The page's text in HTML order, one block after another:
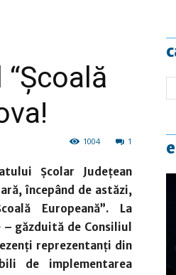
1
1004
Şcolar Judeţean
începând de astăzi,
Europeană”. La
găzduită de Consiliul
reprezentanţi din
de implementarea